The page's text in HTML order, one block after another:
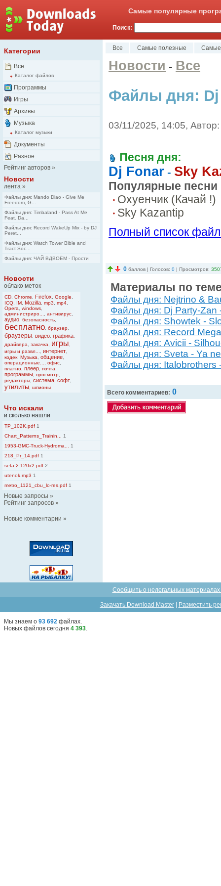
Самые популярные
Поиск:
Категории
Все
Каталог файлов
Программы
Игры
Архивы
Музыка
Каталог музыки
Документы
Разное
Рейтинг авторов »
Новости
лента »
Файлы дня: Mando Diao - Give Me
Freedom, G...
Файлы дня: Timbaland - Pass At Me
Feat. Da...
Файлы дня: Record WakeUp Mix - by DJ
Peret...
Файлы дня: Watch Tower Bible and
Tract Soc...
Файлы дня: ЧАЙ ВДВОЁМ - Прости
Новости
облако меток
CD Chrome Firefox Google
ICQ
IM Mozilla mp3 mp4
Opera
windows
администриро...
антивирус
аудио безопасность
бесплатно браузер
браузеры видео графика
драйвера
закачка игры
игры и развл...
интернет
кодек Музыка общение
операционные...
офис
платно плеер почта
программы просмотр
редакторы система софт
утилиты шпионы
Что искали
и сколько нашли
TP_102K.pdf 1
Chart_Patterns_Trainin...
1
1953-GMC-Truck-Hydroma...
1
218_Pr_14.pdf 1
seta-2-120x2.pdf 2
utenok.mp3 1
metro_1121_cbu_lo-res.pdf 1
Новые запросы »
Рейтинг запросов »
Новые комментарии »
Все Самые полезные Самые
Новости - Все
Файлы дня: Dj
03/11/2025, 14:05, Автор:
Песня дня:
Dj Fonar - Sky
Популярные песни
Охуенчик (Качай !)
Sky Kazantip
Полный список
0 баллов | Голосов: 0 | Просмотров:
Материалы по
Файлы дня: Nejtrino &
Файлы дня: Dj Party-Zan
Файлы дня: Showtek -
Файлы дня: Record
Файлы дня: Avicii -
Файлы дня: Sveta - Ya
Файлы дня: Italobrothers
Всего комментариев: 0
Сообщить о нелегальных
Закачать Download Master| Разместить
Мы знаем о 93 692 файлах.
Новых файлов сегодня 4 393.